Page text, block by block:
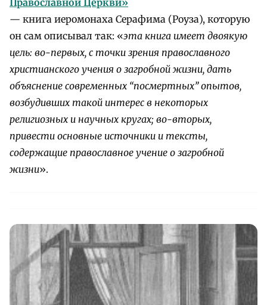
— книга иеромонаха Серафима (Роуза), которую
он сам описывал так: «эта книга имеет двоякую
цель: во-первых, с точки зрения православного
христианского учения о загробной жизни, дать
объяснение современных “посмертных” опытов,
возбудивших такой интерес в некоторых
религиозных и научных кругах; во-вторых,
привести основные источники и тексты,
содержащие православное учение о загробной
жизни».